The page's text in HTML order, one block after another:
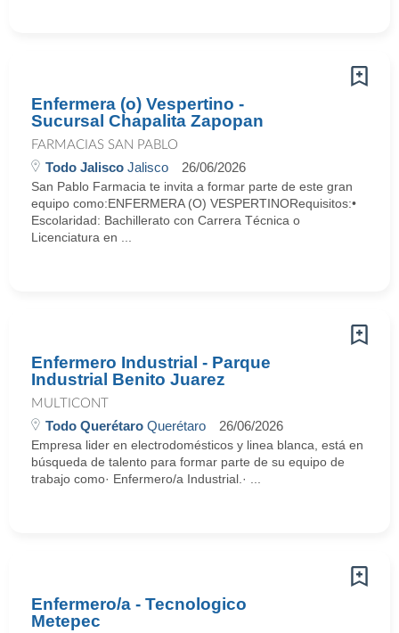
Enfermera (o) Vespertino -
Sucursal Chapalita Zapopan
FARMACIAS SAN PABLO
Todo Jalisco Jalisco 26/06/2026
San Pablo Farmacia te invita a formar parte de este gran
equipo como:ENFERMERA (O) VESPERTINORequisitos:•
Escolaridad: Bachillerato con Carrera Técnica o
Licenciatura en ...
Enfermero Industrial - Parque
Industrial Benito Juarez
MULTICONT
Todo Querétaro Querétaro 26/06/2026
Empresa lider en electrodomésticos y linea blanca, está en
búsqueda de talento para formar parte de su equipo de
trabajo como· Enfermero/a Industrial.· ...
Enfermero/a - Tecnologico
Metepec